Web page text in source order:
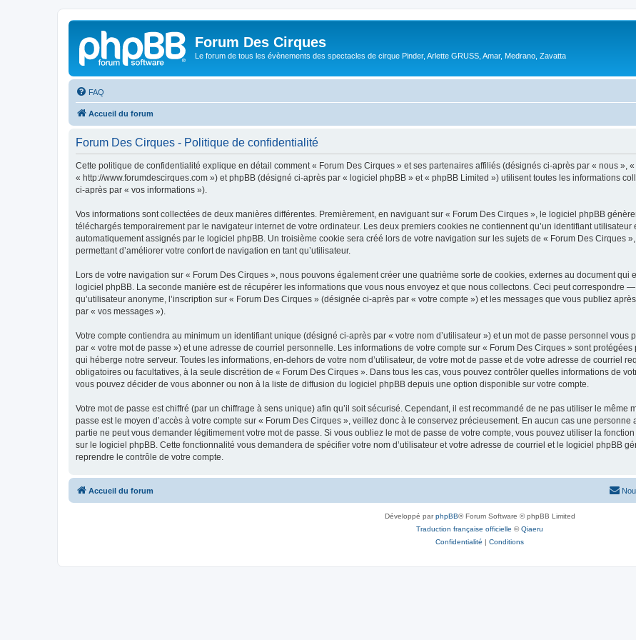
Forum Des Cirques
Le forum de tous les évènements des spectacles de cirque Pinder, Arlette GRUSS, Amar, Medrano, Zavatta
FAQ
Accueil du forum
Forum Des Cirques - Politique de confidentialité
Cette politique de confidentialité explique en détail comment « Forum Des Cirques » et ses partenaires affiliés (désignés ci-après par « nous »,
« http://www.forumdescirques.com ») et phpBB (désigné ci-après par « logiciel phpBB » et « phpBB Limited ») utilisent toutes les informations
ci-après par « vos informations »).
Vos informations sont collectées de deux manières différentes. Premièrement, en naviguant sur « Forum Des Cirques », le logiciel phpBB
téléchargés temporairement par le navigateur internet de votre ordinateur. Les deux premiers cookies ne contiennent qu’un identifiant
automatiquement assignés par le logiciel phpBB. Un troisième cookie sera créé lors de votre navigation sur les sujets de « Forum Des Cirques
permettant d’améliorer votre confort de navigation en tant qu’utilisateur.
Lors de votre navigation sur « Forum Des Cirques », nous pouvons également créer une quatrième sorte de cookies, externes au document
logiciel phpBB. La seconde manière est de récupérer les informations que vous nous envoyez et que nous collectons. Ceci peut correspondre
qu’utilisateur anonyme, l’inscription sur « Forum Des Cirques » (désignée ci-après par « votre compte ») et les messages que vous publiez
par « vos messages »).
Votre compte contiendra au minimum un identifiant unique (désigné ci-après par « votre nom d’utilisateur ») et un mot de passe personnel
par « votre mot de passe ») et une adresse de courriel personnelle. Les informations de votre compte sur « Forum Des Cirques » sont
qui héberge notre serveur. Toutes les informations, en-dehors de votre nom d’utilisateur, de votre mot de passe et de votre adresse de courriel
obligatoires ou facultatives, à la seule discrétion de « Forum Des Cirques ». Dans tous les cas, vous pouvez contrôler quelles informations de
vous pouvez décider de vous abonner ou non à la liste de diffusion du logiciel phpBB depuis une option disponible sur votre compte.
Votre mot de passe est chiffré (par un chiffrage à sens unique) afin qu’il soit sécurisé. Cependant, il est recommandé de ne pas utiliser le même
passe est le moyen d’accès à votre compte sur « Forum Des Cirques », veillez donc à le conservez précieusement. En aucun cas une
partie ne peut vous demander légitimement votre mot de passe. Si vous oubliez le mot de passe de votre compte, vous pouvez utiliser la
sur le logiciel phpBB. Cette fonctionnalité vous demandera de spécifier votre nom d’utilisateur et votre adresse de courriel et le logiciel phpBB
reprendre le contrôle de votre compte.
Accueil du forum
Développé parphpBB® Forum Software © phpBB Limited
Traduction française officielle ©Qiaeru
Confidentialité | Conditions